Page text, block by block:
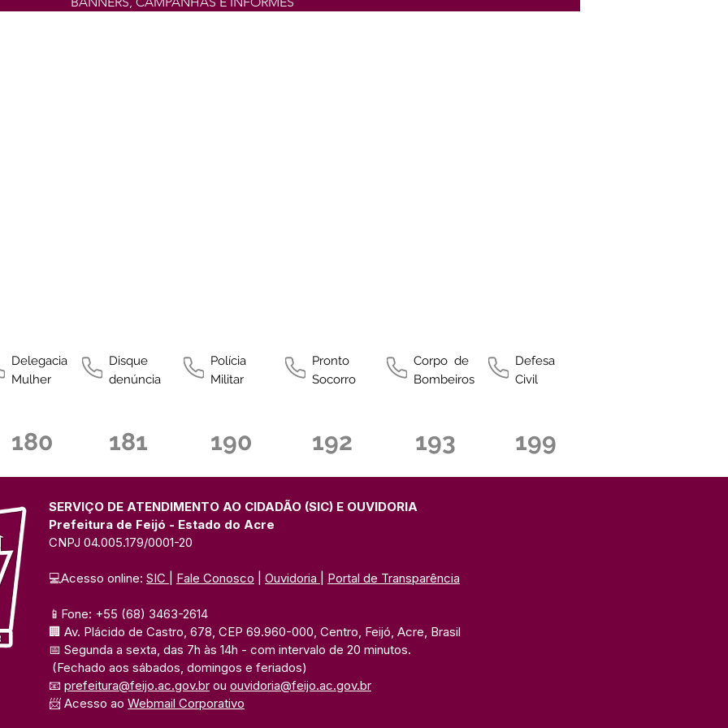
Delegacia
Mulher
Disque
denúncia
Polícia
Militar
Pronto
Socorro
Corpo de
Bombeiros
Defesa
Civil
180 181 190 192 193 199
SERVIÇO DE ATENDIMENTO AO CIDADÃO (SIC) E OUVIDORIA
Prefeitura de Feijó - Estado do Acre
CNPJ 04.005.179/0001-20
💻Acesso online: SIC Fale Conosco Ouvidoria Portal de Transparência
📱Fone: +55 (68) 3463-2614
🏢 Av. Plácido de Castro, 678, CEP 69.960-000, Centro, Feijó, Acre, Brasil
📅 Segunda a sexta, das 7h às 14h - com intervalo de 20 minutos.
(Fechado aos sábados, domingos e feriados)
📧 prefeitura@feijo.ac.gov.br ou ouvidoria@feijo.ac.gov.br
📨 Acesso ao Webmail Corporativo